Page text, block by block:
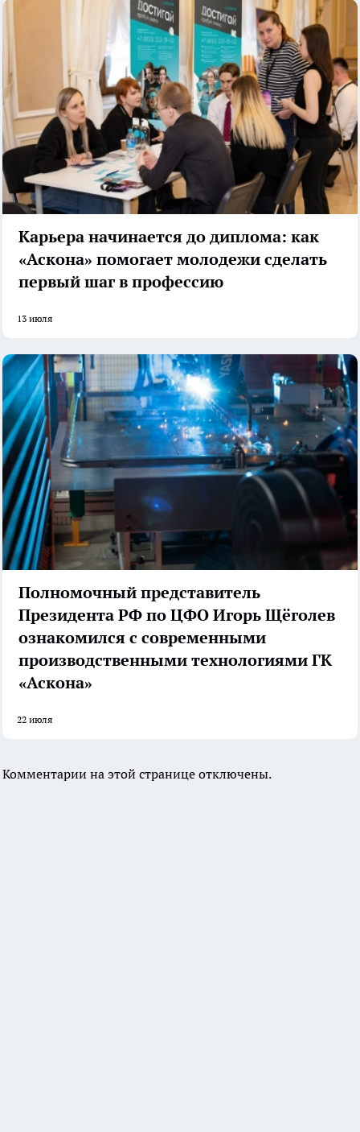
Карьера начинается до диплома: как
«Аскона» помогает молодежи сделать
первый шаг в профессию
13 июля
Полномочный представитель
Президента РФ по ЦФО Игорь Щёголев
ознакомился с современными
производственными технологиями ГК
«Аскона»
22 июля
Комментарии на этой странице отключены.